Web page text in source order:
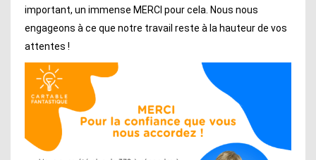
important, un immense MERCI pour cela. Nous nous
engageons à ce que notre travail reste à la hauteur de vos
attentes !